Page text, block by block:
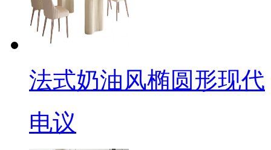
法式奶油风椭圆形现代
电议